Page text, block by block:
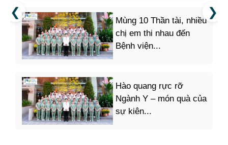
Mùng 10 Thần tài, nhiều
chị em thi nhau đến
Bệnh viện...
Hào quang rực rỡ
Ngành Y – món quà của
sự kiên...